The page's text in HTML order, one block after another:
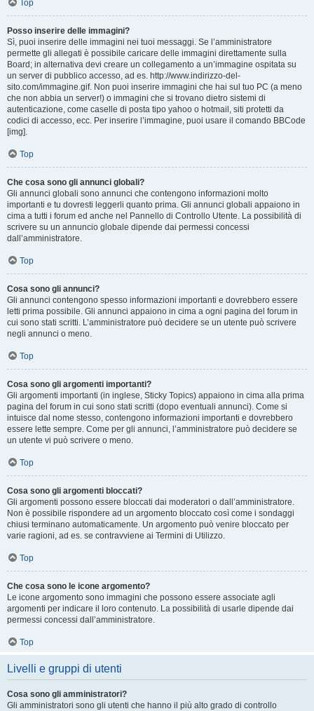
Top
Posso inserire delle immagini?
Sì, puoi inserire delle immagini nei tuoi messaggi. Se l’amministratore
permette gli allegati è possibile caricare delle immagini direttamente sulla
Board; in alternativa devi creare un collegamento a un’immagine ospitata su
un server di pubblico accesso, ad es. http://www.indirizzo-del-
sito.com/immagine.gif. Non puoi inserire immagini che hai sul tuo PC (a meno
che non abbia un server!) o immagini che si trovano dietro sistemi di
autenticazione, come caselle di posta tipo yahoo o hotmail, siti protetti da
codici di accesso, ecc. Per inserire l’immagine, puoi usare il comando BBCode
[img].
Top
Che cosa sono gli annunci globali?
Gli annunci globali sono annunci che contengono informazioni molto
importanti e tu dovresti leggerli quanto prima. Gli annunci globali appaiono in
cima a tutti i forum ed anche nel Pannello di Controllo Utente. La possibilità di
scrivere su un annuncio globale dipende dai permessi concessi
dall’amministratore.
Top
Cosa sono gli annunci?
Gli annunci contengono spesso informazioni importanti e dovrebbero essere
letti prima possibile. Gli annunci appaiono in cima a ogni pagina del forum in
cui sono stati scritti. L’amministratore può decidere se un utente può scrivere
negli annunci o meno.
Top
Cosa sono gli argomenti importanti?
Gli argomenti importanti (in inglese, Sticky Topics) appaiono in cima alla prima
pagina del forum in cui sono stati scritti (dopo eventuali annunci). Come si
intuisce dal nome stesso, contengono informazioni importanti e dovrebbero
essere lette sempre. Come per gli annunci, l’amministratore può decidere se
un utente vi può scrivere o meno.
Top
Cosa sono gli argomenti bloccati?
Gli argomenti possono essere bloccati dai moderatori o dall’amministratore.
Non è possibile rispondere ad un argomento bloccato così come i sondaggi
chiusi terminano automaticamente. Un argomento può venire bloccato per
varie ragioni, ad es. se contravviene ai Termini di Utilizzo.
Top
Che cosa sono le icone argomento?
Le icone argomento sono immagini che possono essere associate agli
argomenti per indicare il loro contenuto. La possibilità di usarle dipende dai
permessi concessi dall’amministratore.
Top
Livelli e gruppi di utenti
Cosa sono gli amministratori?
Gli amministratori sono gli utenti che hanno il più alto grado di controllo